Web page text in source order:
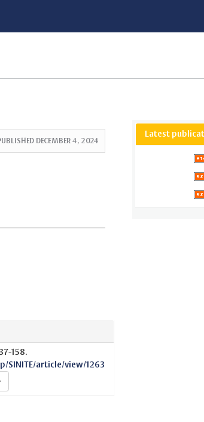
DECEMBER 4, 2024
158.
SINITE/article/view/1263
Latest